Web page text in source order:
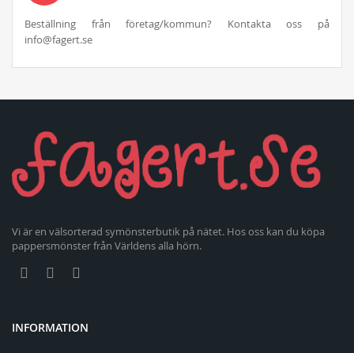
Beställning från företag/kommun? Kontakta oss på
info@fagert.se
Vi är en välsorterad symönsterbutik på nätet. Hos oss kan du köpa
pappersmönster från Världens alla hörn.
INFORMATION